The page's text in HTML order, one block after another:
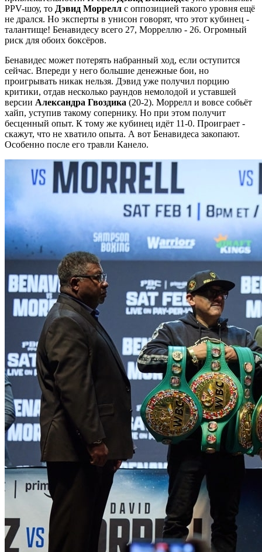
PPV-шоу, то Дэвид Моррелл с оппозицией такого уровня ещё
не дрался. Но эксперты в унисон говорят, что этот кубинец -
талантище! Бенавидесу всего 27, Морреллю - 26. Огромный
риск для обоих боксёров.
Бенавидес может потерять набранный ход, если оступится
сейчас. Впереди у него большие денежные бои, но
проигрывать никак нельзя. Дэвид уже получил порцию
критики, отдав несколько раундов немолодой и уставшей
версии Александра Гвоздика (20-2). Моррелл и вовсе собьёт
хайп, уступив такому сопернику. Но при этом получит
бесценный опыт. К тому же кубинец идёт 11-0. Проиграет -
скажут, что не хватило опыта. А вот Бенавидеса закопают.
Особенно после его травли Канело.